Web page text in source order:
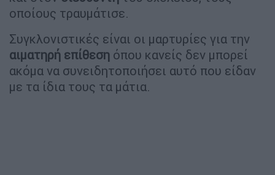
οποίους τραυμάτισε.
Συγκλονιστικές είναι οι μαρτυρίες για την
αιματηρή επίθεση όπου κανείς δεν μπορεί
ακόμα να συνειδητοποιήσει αυτό που είδαν
με τα ίδια τους τα μάτια.